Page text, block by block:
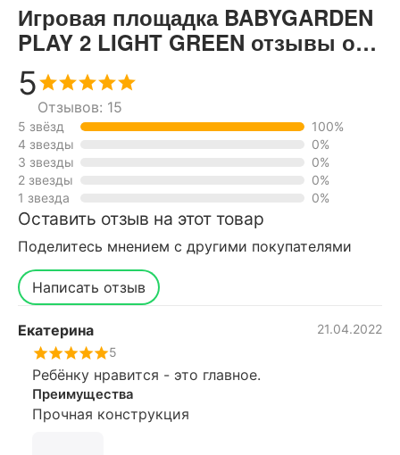
Игровая площадка BABYGARDEN
PLAY 2 LIGHT GREEN отзывы от
реальных покупателей нашего
интернет-магазина
5
Отзывов: 15
5 звёзд
100%
4 звезды
0%
3 звезды
0%
2 звезды
0%
1 звезда
0%
Оставить отзыв на этот товар
Поделитесь мнением с другими покупателями
Написать отзыв
Екатерина
21.04.2022
5
Ребёнку нравится - это главное.
Преимущества
Прочная конструкция